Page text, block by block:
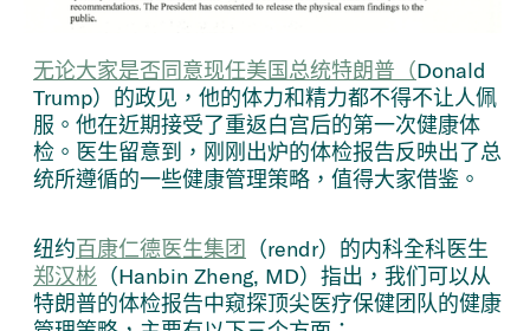
无论大家是否同意现任美国总统特朗普（Donald
Trump）的政见，他的体力和精力都不得不让人佩
服。他在近期接受了重返白宫后的第一次健康体
检。医生留意到，刚刚出炉的体检报告反映出了总
统所遵循的一些健康管理策略，值得大家借鉴。
纽约百康仁德医生集团 （rendr）的内科全科医生
郑汉彬 （Hanbin Zheng, MD）指出，我们可以从
特朗普的体检报告中窥探顶尖医疗保健团队的健康